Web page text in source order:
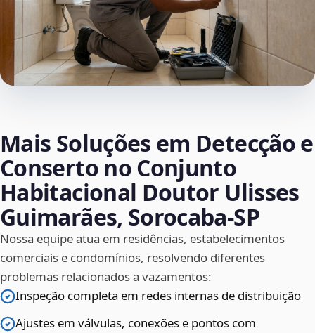
Mais Soluções em Detecção e
Conserto no Conjunto
Habitacional Doutor Ulisses
Guimarães, Sorocaba‑SP
Nossa equipe atua em residências, estabelecimentos
comerciais e condomínios, resolvendo diferentes
problemas relacionados a vazamentos:
Inspeção completa em redes internas de distribuição
Ajustes em válvulas, conexões e pontos com